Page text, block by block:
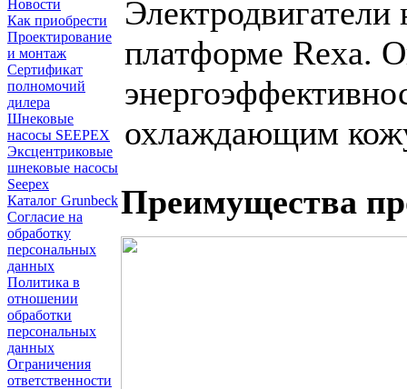
Новости
Как приобрести
Проектирование
и монтаж
Сертификат
полномочий
дилера
Шнековые
насосы SEEPEX
Эксцентриковые
шнековые насосы
Seepex
Каталог Grunbeck
Согласие на
обработку
персональных
данных
Политика в
отношении
обработки
персональных
данных
Ограничения
ответственности
платформе Rexa.
охлаждающим
Преимущества